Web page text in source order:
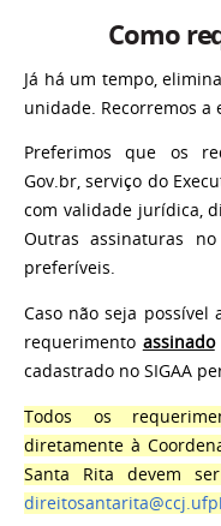
Como
Já há um tempo,
unidade. Recorremos
Preferimos que os
Gov.br, serviço do
com validade jurídica,
Outras assinaturas
preferíveis.
Caso não seja possível
requerimento assinado
cadastrado no SIGAA
Todos os
diretamente à
Santa Rita devem